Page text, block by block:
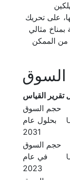
على تحريك
بمناخ مثالي
من الممكن
السوق
تقرير القياس
حجم السوق
بحلول عام
2031
حجم السوق
في عام
2023